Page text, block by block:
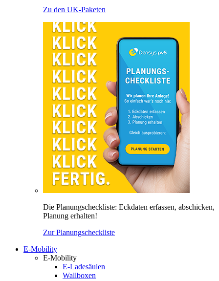
Zu den UK-Paketen
Die Planungscheckliste: Eckdaten erfassen, abschicken,
Planung erhalten!
Zur Planungscheckliste
E-Mobility
E-Mobility
E-Ladesäulen
Wallboxen